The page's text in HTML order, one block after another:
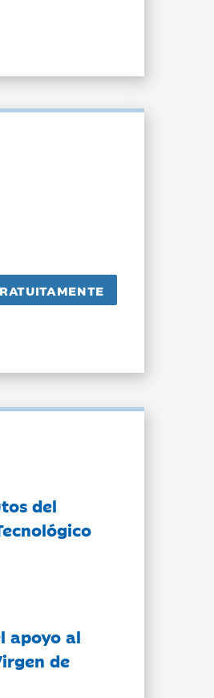
del
apoyo al
de